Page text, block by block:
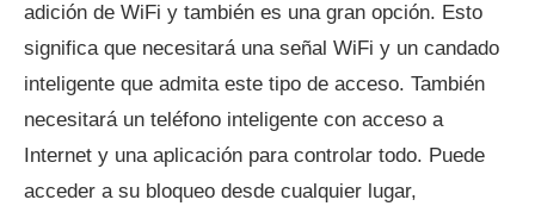
adición de WiFi y también es una gran opción. Esto
significa que necesitará una señal WiFi y un candado
inteligente que admita este tipo de acceso. También
necesitará un teléfono inteligente con acceso a
Internet y una aplicación para controlar todo. Puede
acceder a su bloqueo desde cualquier lugar,